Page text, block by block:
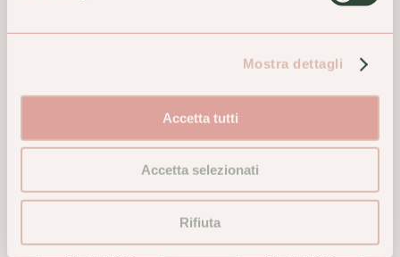
Mostra dettagli
Accetta tutti
Accetta selezionati
Rifiuta
Alga Spirulina Erba Vita
Alkaest MTS6 Cordyceps in